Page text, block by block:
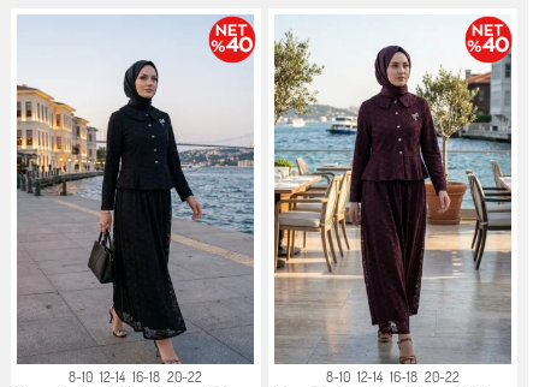
8-10 12-14 16-18 20-22 8-10 12-14 16-18 20-22